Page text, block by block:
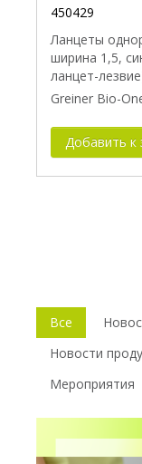
450429
Ланцеты
ширина 1,5,
ланцет-
Greiner Bio-
Добавить к
Все
Новости
Мероприятия